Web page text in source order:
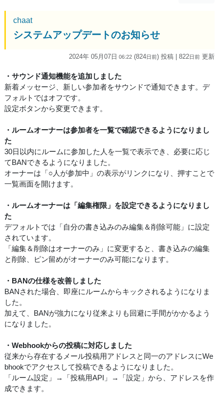
chaat
システムアップデートのお知らせ
2024年 05月07日 06:22 (824日前) 投稿 | 822日前 更新
・サウンド通知機能を追加しました
新着メッセージ、新しい参加者をサウンドで通知できます。デ
フォルトではオフです。
設定ボタンから変更できます。
・ルームオーナーは参加者を一覧で確認できるようになりまし
た
30日以内にルームに参加した人を一覧で表示でき、必要に応じ
てBANできるようになりました。
オーナーは「○人が参加中」の表示がリンクになり、押すことで
一覧画面を開けます。
・ルームオーナーは「編集権限」を設定できるようになりまし
た
デフォルトでは「自分の書き込みのみ編集＆削除可能」に設定
されています。
「編集＆削除はオーナーのみ」に変更すると、書き込みの編集
と削除、ピン留めがオーナーのみ可能になります。
・BANの仕様を改善しました
BANされた場合、即座にルームからキックされるようになりま
した。
加えて、BANが強力になり従来よりも回避に手間がかかるよう
になりました。
・Webhookからの投稿に対応しました
従来から存在するメール投稿用アドレスと同一のアドレスにWe
bhookでアクセスして投稿できるようになりました。
「ルーム設定」→「投稿用API」→「設定」から、アドレスを作
成できます。